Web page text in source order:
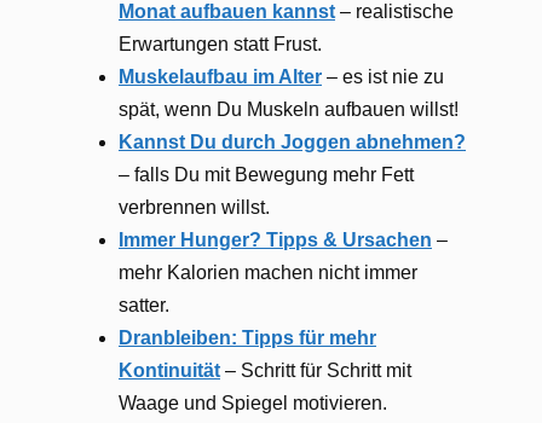
Monat aufbauen kannst – realistische
Erwartungen statt Frust.
Muskelaufbau im Alter – es ist nie zu
spät, wenn Du Muskeln aufbauen willst!
Kannst Du durch Joggen abnehmen?
– falls Du mit Bewegung mehr Fett
verbrennen willst.
Immer Hunger? Tipps & Ursachen –
mehr Kalorien machen nicht immer
satter.
Dranbleiben: Tipps für mehr
Kontinuität – Schritt für Schritt mit
Waage und Spiegel motivieren.